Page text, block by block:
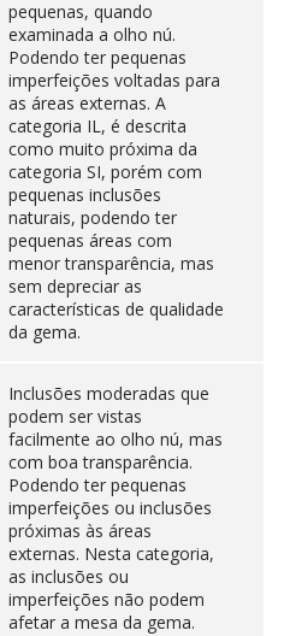
pequenas, quando
examinada a olho nú.
Podendo ter pequenas
imperfeições voltadas para
as áreas externas. A
categoria IL, é descrita
como muito próxima da
categoria SI, porém com
pequenas inclusões
naturais, podendo ter
pequenas áreas com
menor transparência, mas
sem depreciar as
características de qualidade
da gema.
Inclusões moderadas que
podem ser vistas
facilmente ao olho nú, mas
com boa transparência.
Podendo ter pequenas
imperfeições ou inclusões
próximas às áreas
externas. Nesta categoria,
as inclusões ou
imperfeições não podem
afetar a mesa da gema.